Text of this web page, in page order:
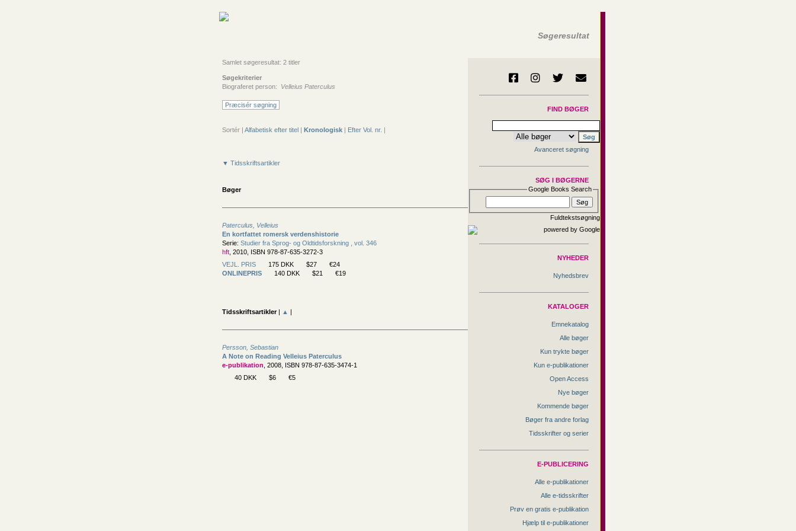
Søgeresultat
Samlet søgeresultat: 2 titler
Søgekriterier
Biograferet person:
Velleius Paterculus
Præcisér søgning
Sortér | Alfabetisk efter titel | Kronologisk | Efter Vol. nr. |
▼ Tidsskriftsartikler
Bøger
Paterculus, Velleius
En kortfattet romersk verdenshistorie
Serie: Studier fra Sprog- og Oldtidsforskning , vol. 346
hft , 2010, ISBN 978-87-635-3272-3
VEJL. PRIS
175 DKK $27
€24
ONLINEPRIS
140 DKK $21 €19
Tidsskriftsartikler| ▲ |
Persson, Sebastian
A Note on Reading Velleius Paterculus
e-publikation , 2008, ISBN 978-87-635-3474-1
40 DKK
$6 €5
FIND BØGER
Avanceret søgning
SØG I BØGERNE
Google Books Search
Fuldtekstsøgning
NYHEDER
Nyhedsbrev
KATALOGER
Emnekatalog
Alle bøger
Kun trykte bøger
Kun e-publikationer
Open Access
Nye bøger
Kommende bøger
Bøger fra andre forlag
Tidsskrifter og serier
E-PUBLICERING
Alle e-publikationer
Alle e-tidsskrifter
Prøv en gratis e-publikation
Hjælp til e-publikationer